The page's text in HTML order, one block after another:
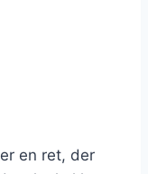
en ret, der